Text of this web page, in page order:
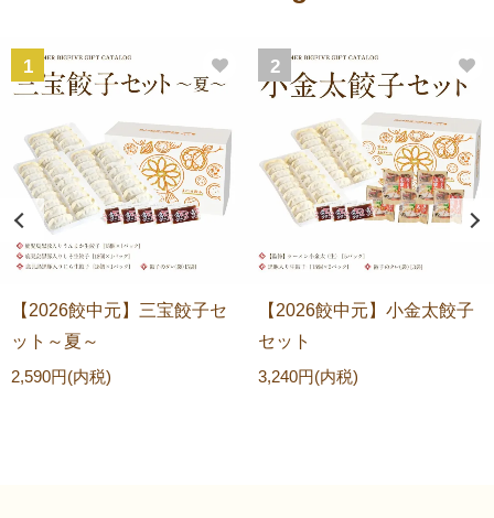
1
【2026餃中元】三宝餃子セ
ット～夏～
2,590円(内税)
2
【2026餃中元】小金太餃子
セット
3,240円(内税)